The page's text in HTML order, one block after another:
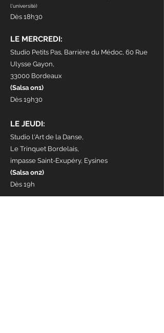
l'université)
Dès 18h30
LE MERCREDI:
Studio Petits Pas, Barrière du Médoc, 60 Rue
Ulysse Gayon,
33000 Bordeaux
(Salsa on1)
Dès 19h30
LE JEUDI:
Studio l'Art de la Danse,
Le Trinquet Bordelais,
impasse Saint-Exupéry, Eysines
(Salsa on2)
Dès 19h